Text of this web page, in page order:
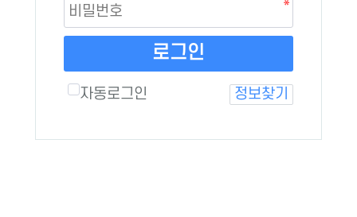
로그인
자동로그인 정보찾기